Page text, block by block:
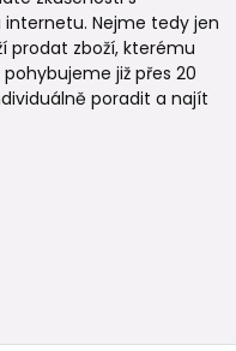
Nejme tedy jen
prodat zboží, kterému
již přes 20
poradit a najít